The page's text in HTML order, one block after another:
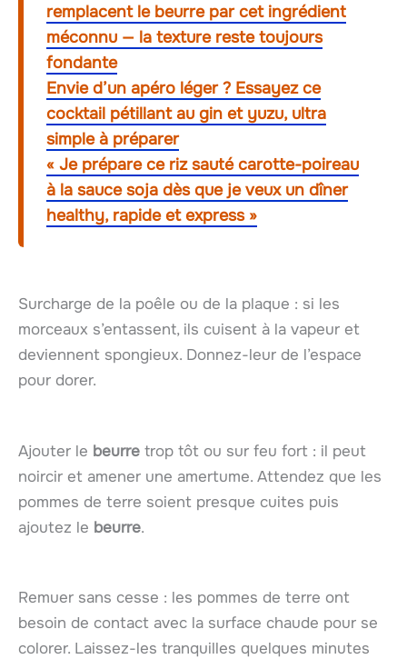
remplacent le beurre par cet ingrédient
méconnu — la texture reste toujours
fondante
Envie d’un apéro léger ? Essayez ce
cocktail pétillant au gin et yuzu, ultra
simple à préparer
« Je prépare ce riz sauté carotte-poireau
à la sauce soja dès que je veux un dîner
healthy, rapide et express »
Surcharge de la poêle ou de la plaque : si les
morceaux s’entassent, ils cuisent à la vapeur et
deviennent spongieux. Donnez-leur de l’espace
pour dorer.
Ajouter le beurre trop tôt ou sur feu fort : il peut
noircir et amener une amertume. Attendez que les
pommes de terre soient presque cuites puis
ajoutez le beurre.
Remuer sans cesse : les pommes de terre ont
besoin de contact avec la surface chaude pour se
colorer. Laissez-les tranquilles quelques minutes